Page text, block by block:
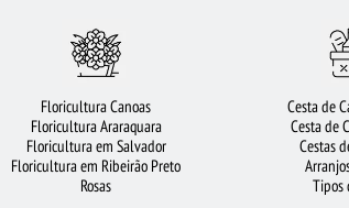
PORTO ALEGRE
PRETO
Floricultura Canoas
Floricultura Araraquara
Floricultura em Salvador
Floricultura em Ribeirão Preto
Rosas
Cesta de
Cesta de
Cestas
Tipos